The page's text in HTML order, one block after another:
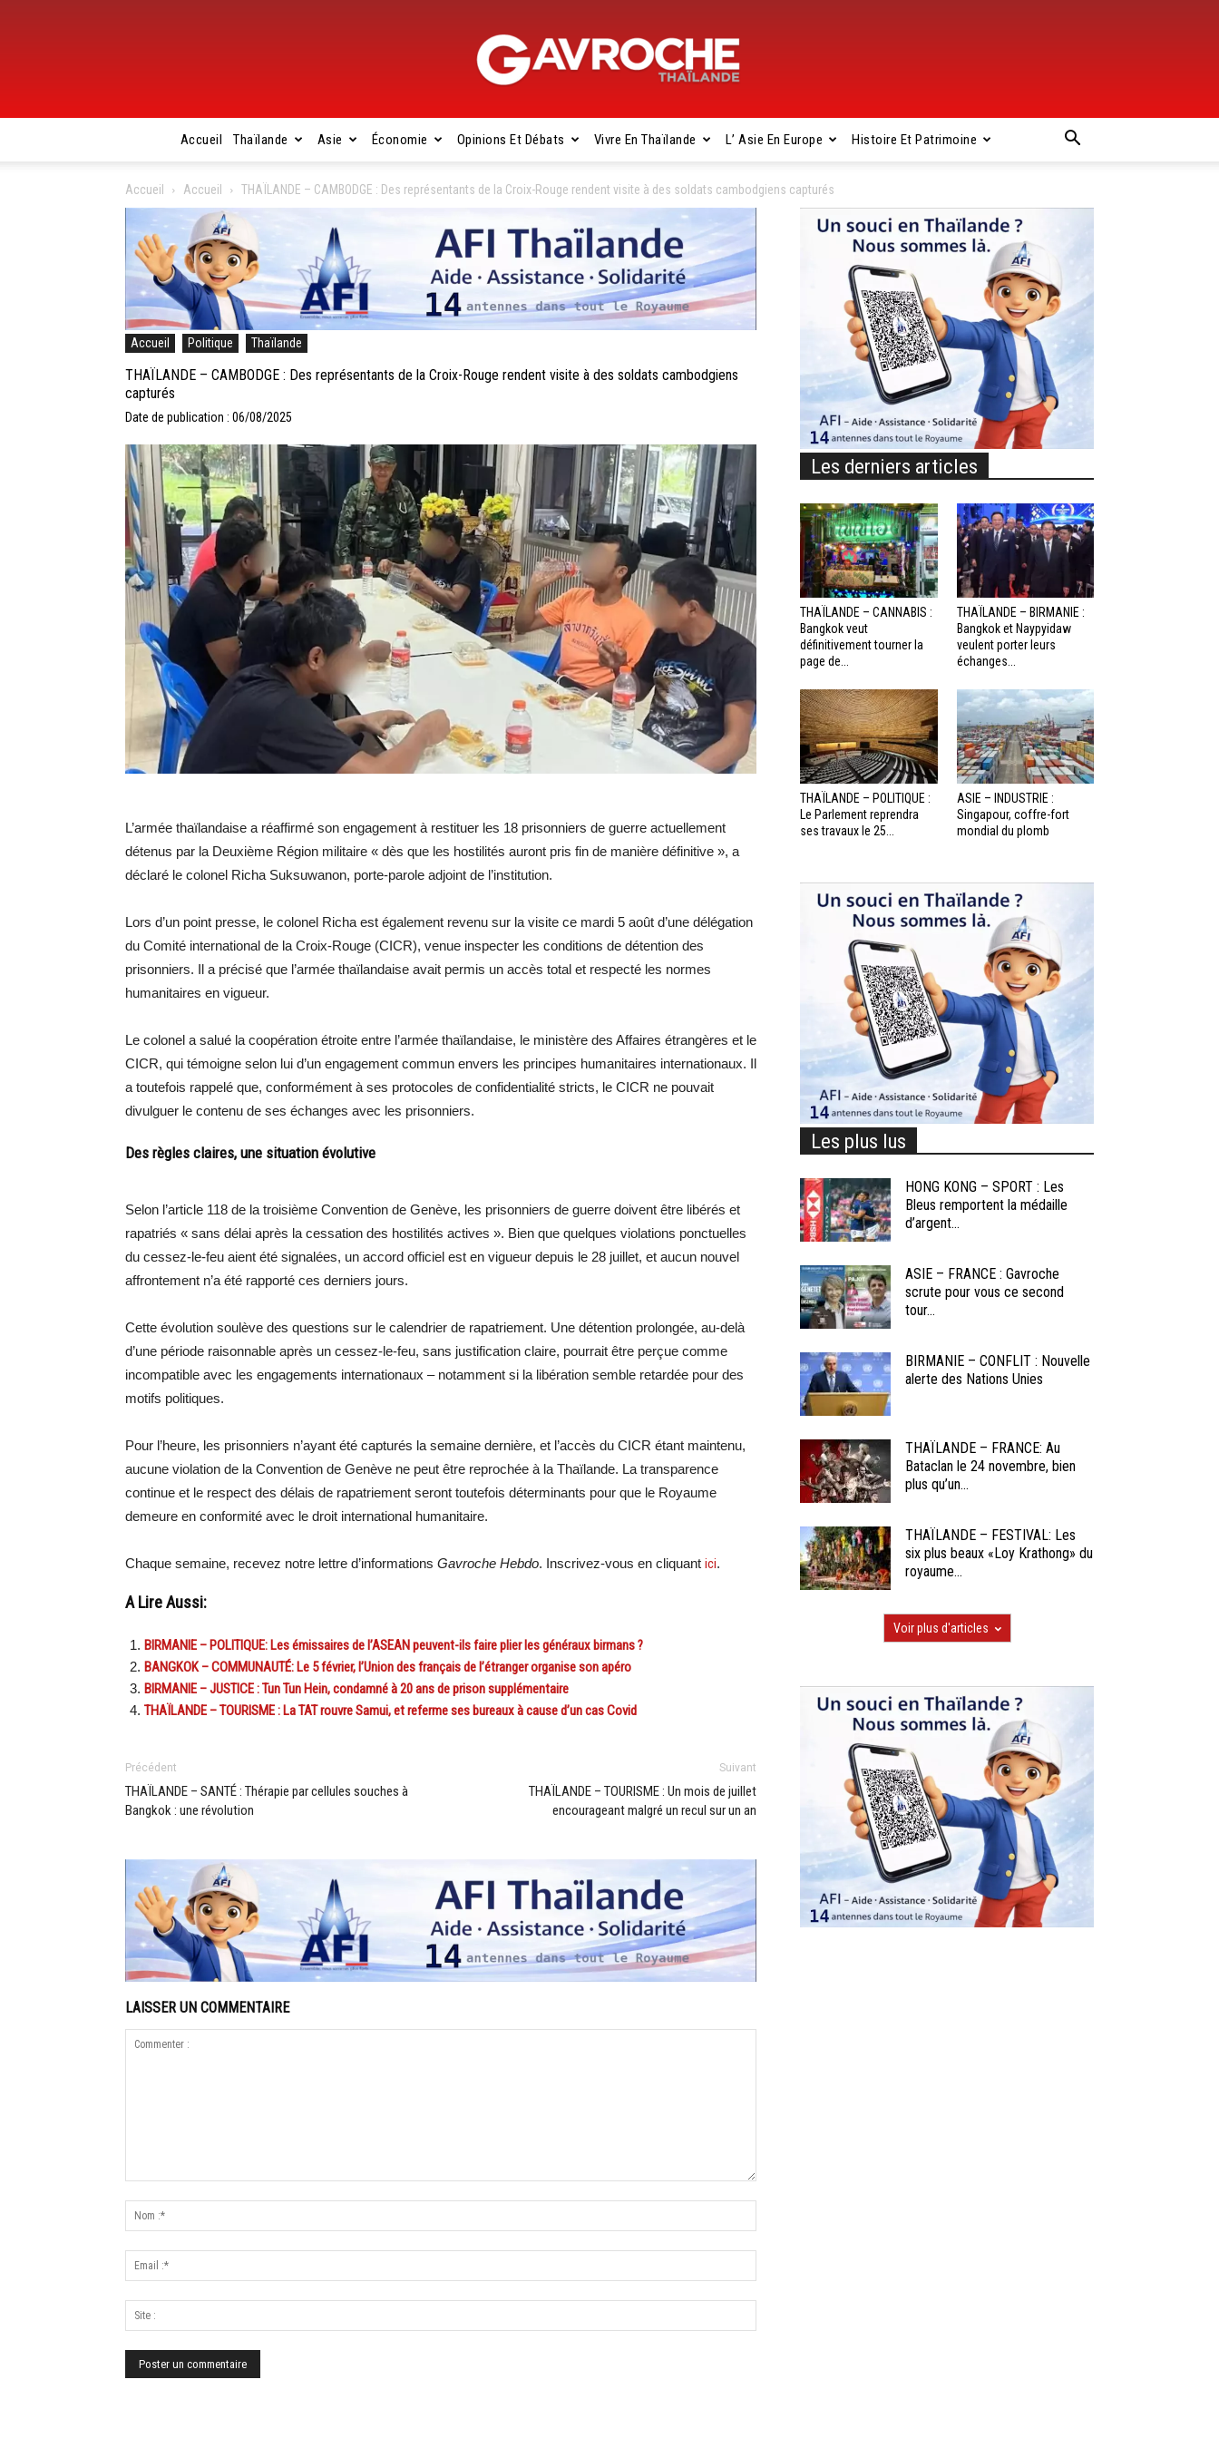
Gavroche
Thaïlande
Accueil Thaïlande Asie Économie Opinions Et Débats Vivre En Thaïlande L’ Asie En Europe Histoire Et Patrimoine
Accueil Accueil THAÏLANDE – CAMBODGE : Des représentants de la Croix-Rouge rendent visite à des soldats cambodgiens capturés
Accueil Politique Thaïlande
THAÏLANDE – CAMBODGE : Des représentants de la Croix-Rouge rendent visite à des soldats cambodgiens
capturés
Date de publication : 06/08/2025
L’armée thaïlandaise a réaffirmé son engagement à restituer les 18 prisonniers de guerre actuellement
détenus par la Deuxième Région militaire « dès que les hostilités auront pris fin de manière définitive », a
déclaré le colonel Richa Suksuwanon, porte-parole adjoint de l’institution.
Lors d’un point presse, le colonel Richa est également revenu sur la visite ce mardi 5 août d’une délégation
du Comité international de la Croix-Rouge (CICR), venue inspecter les conditions de détention des
prisonniers. Il a précisé que l’armée thaïlandaise avait permis un accès total et respecté les normes
humanitaires en vigueur.
Le colonel a salué la coopération étroite entre l’armée thaïlandaise, le ministère des Affaires étrangères et le
CICR, qui témoigne selon lui d’un engagement commun envers les principes humanitaires internationaux. Il
a toutefois rappelé que, conformément à ses protocoles de confidentialité stricts, le CICR ne pouvait
divulguer le contenu de ses échanges avec les prisonniers.
Des règles claires, une situation évolutive
Selon l’article 118 de la troisième Convention de Genève, les prisonniers de guerre doivent être libérés et
rapatriés « sans délai après la cessation des hostilités actives ». Bien que quelques violations ponctuelles
du cessez-le-feu aient été signalées, un accord officiel est en vigueur depuis le 28 juillet, et aucun nouvel
affrontement n’a été rapporté ces derniers jours.
Cette évolution soulève des questions sur le calendrier de rapatriement. Une détention prolongée, au-delà
d’une période raisonnable après un cessez-le-feu, sans justification claire, pourrait être perçue comme
incompatible avec les engagements internationaux – notamment si la libération semble retardée pour des
motifs politiques.
Pour l’heure, les prisonniers n’ayant été capturés la semaine dernière, et l’accès du CICR étant maintenu,
aucune violation de la Convention de Genève ne peut être reprochée à la Thaïlande. La transparence
continue et le respect des délais de rapatriement seront toutefois déterminants pour que le Royaume
demeure en conformité avec le droit international humanitaire.
Chaque semaine, recevez notre lettre d’informations Gavroche Hebdo. Inscrivez-vous en cliquant ici.
A Lire Aussi:
BIRMANIE – POLITIQUE: Les émissaires de l’ASEAN peuvent-ils faire plier les généraux birmans ?
BANGKOK – COMMUNAUTÉ: Le 5 février, l’Union des français de l’étranger organise son apéro
BIRMANIE – JUSTICE : Tun Tun Hein, condamné à 20 ans de prison supplémentaire
THAÏLANDE – TOURISME : La TAT rouvre Samui, et referme ses bureaux à cause d’un cas Covid
Précédent
THAÏLANDE – SANTÉ : Thérapie par cellules souches à
Bangkok : une révolution
Suivant
THAÏLANDE – TOURISME : Un mois de juillet
encourageant malgré un recul sur un an
LAISSER UN COMMENTAIRE
Les derniers articles
THAÏLANDE – CANNABIS :
Bangkok veut
définitivement tourner la
page de...
THAÏLANDE – BIRMANIE :
Bangkok et Naypyidaw
veulent porter leurs
échanges...
THAÏLANDE – POLITIQUE :
Le Parlement reprendra
ses travaux le 25...
ASIE – INDUSTRIE :
Singapour, coffre-fort
mondial du plomb
Les plus lus
HONG KONG – SPORT : Les
Bleus remportent la médaille
d’argent...
ASIE – FRANCE : Gavroche
scrute pour vous ce second
tour...
BIRMANIE – CONFLIT : Nouvelle
alerte des Nations Unies
THAÏLANDE – FRANCE: Au
Bataclan le 24 novembre, bien
plus qu’un...
THAÏLANDE – FESTIVAL: Les
six plus beaux «Loy Krathong» du
royaume...
Voir plus d'articles